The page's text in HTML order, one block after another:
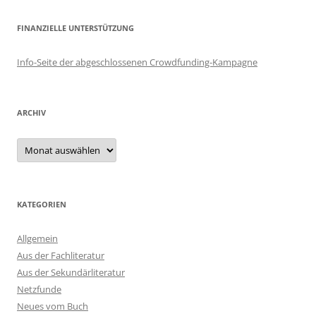
FINANZIELLE UNTERSTÜTZUNG
Info-Seite der abgeschlossenen Crowdfunding-Kampagne
ARCHIV
Archiv
KATEGORIEN
Allgemein
Aus der Fachliteratur
Aus der Sekundärliteratur
Netzfunde
Neues vom Buch